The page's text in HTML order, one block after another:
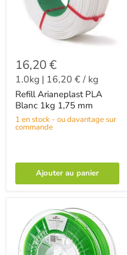
16,20 €
1.0kg | 16,20 €/ kg
Refill Arianeplast PLA
Blanc 1kg 1,75 mm
1 en stock - ou davantage sur
commande
Ajouter au panier